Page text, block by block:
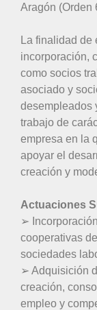
Aragón (Orden
La finalidad de
incorporación,
como socios
asociado y
desempleados
trabajo de
empresa en la
apoyar el
creación y
Actuaciones
➢
cooperativas
sociedades
➢ Adquisición
creación,
empleo y